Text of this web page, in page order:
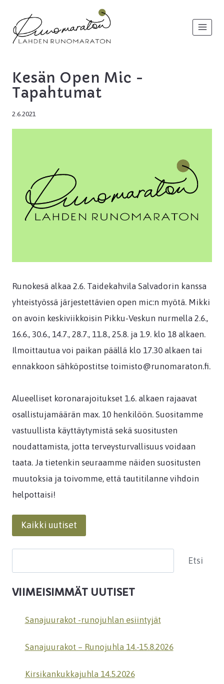
sisältöön
Kesän Open Mic -
Tapahtumat
2.6.2021
Runokesä alkaa 2.6. Taidekahvila Salvadorin kanssa
yhteistyössä järjestettävien open mic:n myötä. Mikki
on avoin keskiviikkoisin Pikku-Veskun nurmella 2.6.,
16.6., 30.6., 14.7., 28.7., 11.8., 25.8. ja 1.9. klo 18 alkaen.
Ilmoittautua voi paikan päällä klo 17.30 alkaen tai
ennakkoon sähköpostitse toimisto@runomaraton.fi.
Alueelliset koronarajoitukset 1.6. alkaen rajaavat
osallistujamäärän max. 10 henkilöön. Suositamme
vastuullista käyttäytymistä sekä suositusten
noudattamista, jotta terveysturvallisuus voidaan
taata. Ja tietenkin seuraamme näiden suositusten
muutoksia ja toivomme, että tautitilanne vihdoin
helpottaisi!
Kaikki uutiset
Etsi
VIIMEISIMMÄT UUTISET
Sanajuurakot -runojuhlan esiintyjät
Sanajuurakot – Runojuhla 14.-15.8.2026
Kirsikankukkajuhla 14.5.2026